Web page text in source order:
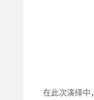
在此次演绎中